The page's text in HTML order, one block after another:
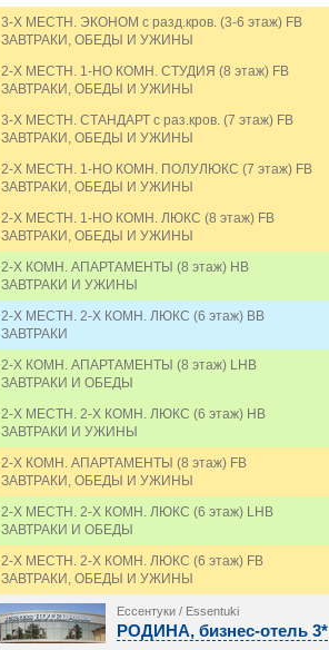
3-Х МЕСТН. ЭКОНОМ с разд.кров. (3-6 этаж) FB
ЗАВТРАКИ, ОБЕДЫ И УЖИНЫ
2-Х МЕСТН. 1-НО КОМН. СТУДИЯ (8 этаж) FB
ЗАВТРАКИ, ОБЕДЫ И УЖИНЫ
3-Х МЕСТН. СТАНДАРТ с раз.кров. (7 этаж) FB
ЗАВТРАКИ, ОБЕДЫ И УЖИНЫ
2-Х МЕСТН. 1-НО КОМН. ПОЛУЛЮКС (7 этаж) FB
ЗАВТРАКИ, ОБЕДЫ И УЖИНЫ
2-Х МЕСТН. 1-НО КОМН. ЛЮКС (8 этаж) FB
ЗАВТРАКИ, ОБЕДЫ И УЖИНЫ
2-Х КОМН. АПАРТАМЕНТЫ (8 этаж) HB
ЗАВТРАКИ И УЖИНЫ
2-Х МЕСТН. 2-Х КОМН. ЛЮКС (6 этаж) BB
ЗАВТРАКИ
2-Х КОМН. АПАРТАМЕНТЫ (8 этаж) LHB
ЗАВТРАКИ И ОБЕДЫ
2-Х МЕСТН. 2-Х КОМН. ЛЮКС (6 этаж) HB
ЗАВТРАКИ И УЖИНЫ
2-Х КОМН. АПАРТАМЕНТЫ (8 этаж) FB
ЗАВТРАКИ, ОБЕДЫ И УЖИНЫ
2-Х МЕСТН. 2-Х КОМН. ЛЮКС (6 этаж) LHB
ЗАВТРАКИ И ОБЕДЫ
2-Х МЕСТН. 2-Х КОМН. ЛЮКС (6 этаж) FB
ЗАВТРАКИ, ОБЕДЫ И УЖИНЫ
Ессентуки / Essentuki
РОДИНА, бизнес-отель 3*